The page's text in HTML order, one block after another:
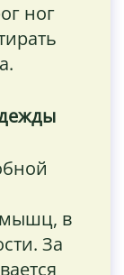
ног
мышц, в
За